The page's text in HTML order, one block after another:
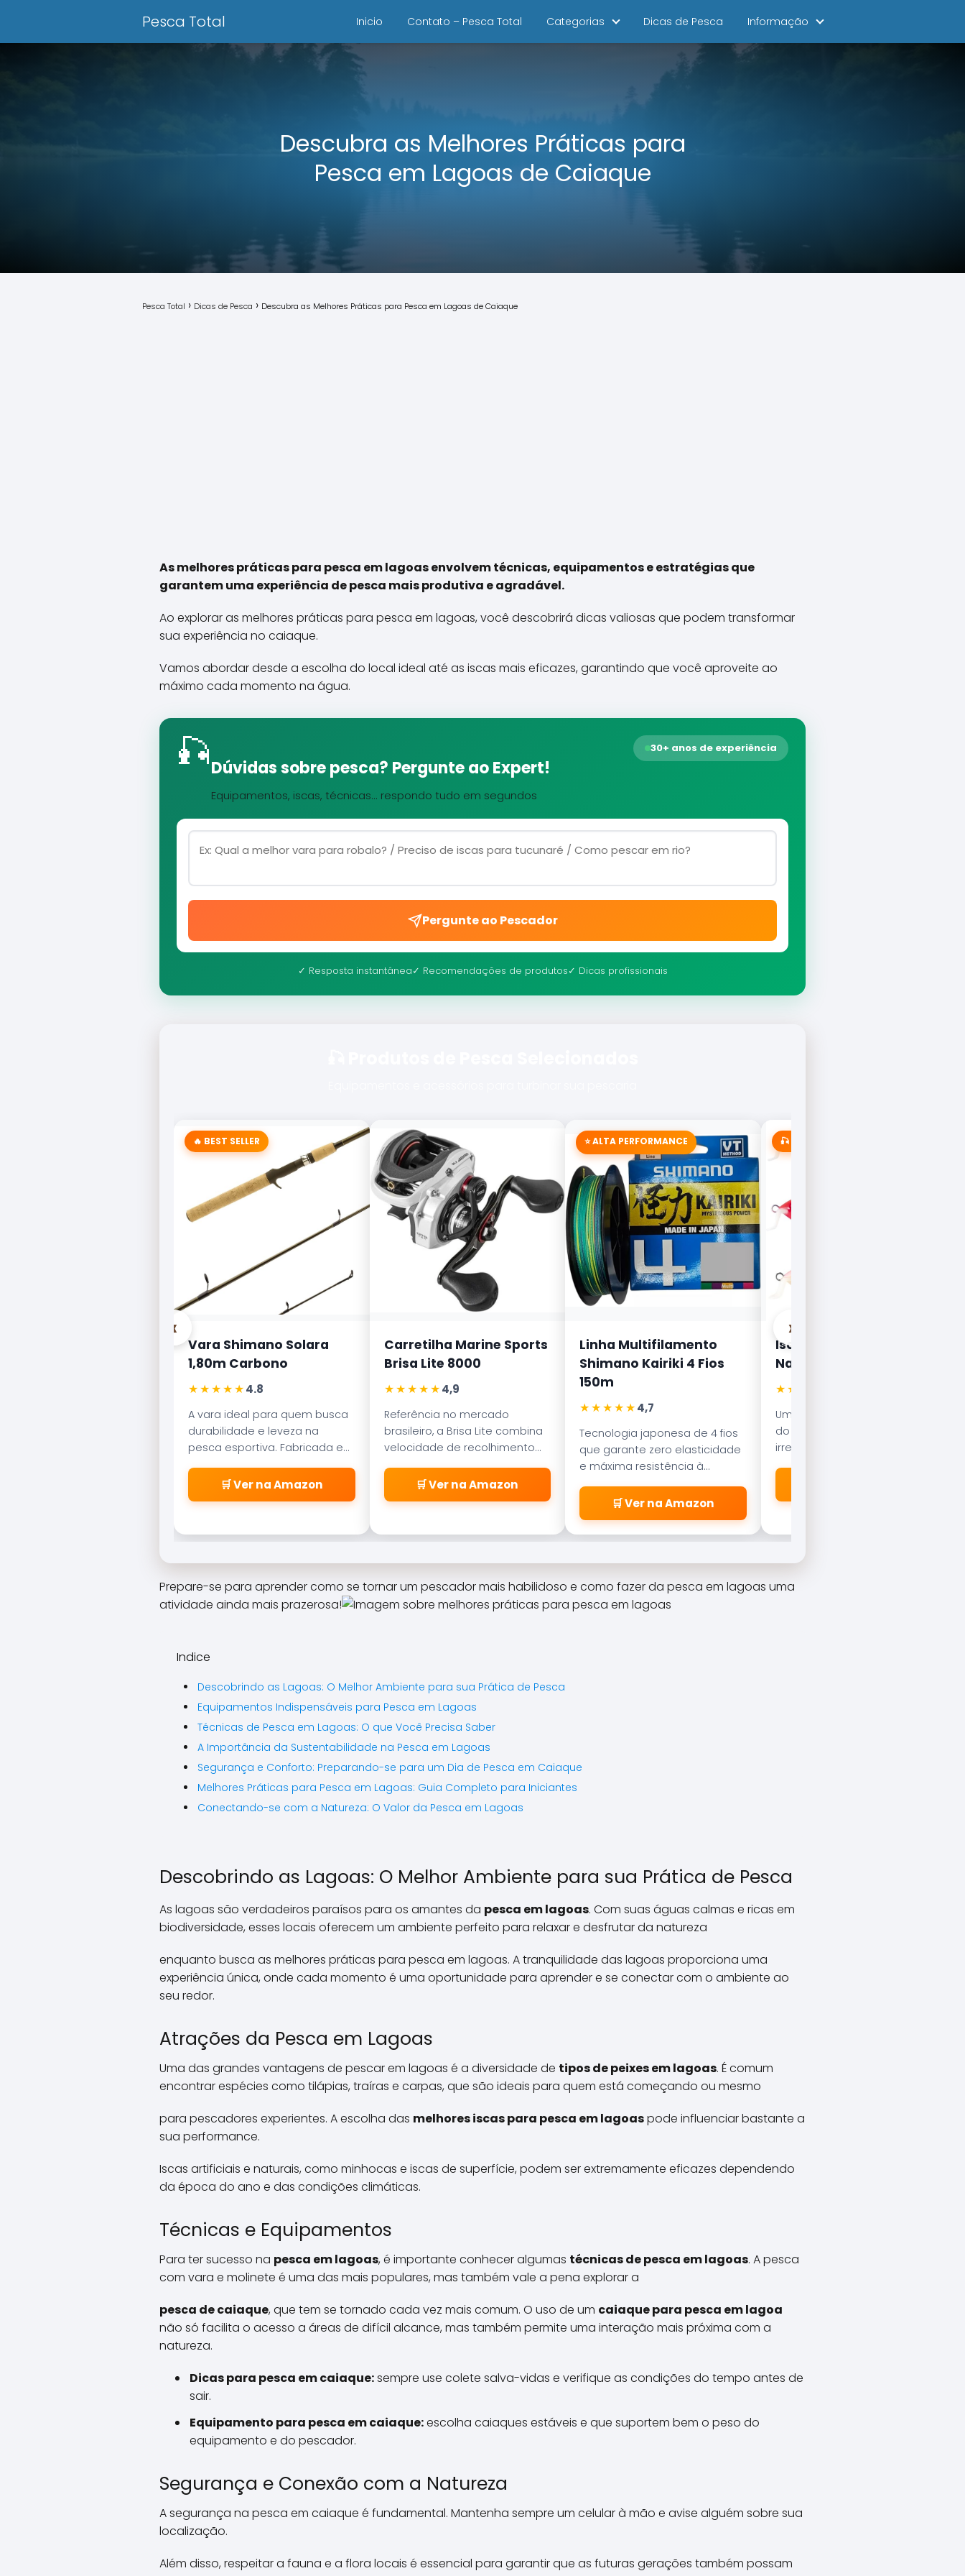
Pesca Total Inicio Contato – Pesca Total Categorias Dicas de Pesca Informação
Descubra as Melhores Práticas para
Pesca em Lagoas de Caiaque
Pesca Total Dicas de Pesca Descubra as Melhores Práticas para Pesca em Lagoas de Caiaque
As melhores práticas para pesca em lagoas envolvem técnicas, equipamentos e estratégias que
garantem uma experiência de pesca mais produtiva e agradável.
Ao explorar as melhores práticas para pesca em lagoas, você descobrirá dicas valiosas que podem transformar
sua experiência no caiaque.
Vamos abordar desde a escolha do local ideal até as iscas mais eficazes, garantindo que você aproveite ao
máximo cada momento na água.
🎣Dúvidas sobre pesca? Pergunte ao Expert!
Equipamentos, iscas, técnicas... respondo tudo em segundos
30+ anos de experiência
Pergunte ao Pescador
✓ Resposta instantânea✓ Recomendações de produtos✓ Dicas profissionais
‹
🔥 BEST SELLER
Vara Shimano Solara
1,80m Carbono
★★★★★4.8
A vara ideal para quem busca
durabilidade e leveza na
pesca esportiva. Fabricada em
carbono aeroglass, oferece
sensibilidade incrível para
fisgadas precisas.
🛒 Ver na Amazon
Carretilha Marine Sports
Brisa Lite 8000
★★★★★4,9
Referência no mercado
brasileiro, a Brisa Lite combina
velocidade de recolhimento
com um sistema de freio
magnético que evita as
famosas
\\\\\\\\\\\\\\\\\\\\\\\\\
\\\\\\\\\\\\\\\\\\\\\\\\\
\\"cabeleiras\\\\\\\\\\\\\\
\\\\\\\\\\\\\\\\\\\\\\\\\
\\\\\\\\\\\\\".
🛒 Ver na Amazon
⭐ ALTA PERFORMANCE
Linha Multifilamento
Shimano Kairiki 4 Fios
150m
★★★★★4,7
Tecnologia japonesa de 4 fios
que garante zero elasticidade
e máxima resistência à
abrasão. Desliza suavemente
pelos passadores.
🛒 Ver na Amazon
🎣 MAIS VENDIDA
Isca Artificial Nelson
Nakamura Curisco 70
★★★★★
Uma das iscas mais famosas
do Brasil. Com nado errático, é
irresistível para o Tucunaré e o
Robalo. Essencial em qualquer
›
Prepare-se para aprender como se tornar um pescador mais habilidoso e como fazer da pesca em lagoas uma
atividade ainda mais prazerosa!
Indice
Descobrindo as Lagoas: O Melhor Ambiente para sua Prática de Pesca
Equipamentos Indispensáveis para Pesca em Lagoas
Técnicas de Pesca em Lagoas: O que Você Precisa Saber
A Importância da Sustentabilidade na Pesca em Lagoas
Segurança e Conforto: Preparando-se para um Dia de Pesca em Caiaque
Melhores Práticas para Pesca em Lagoas: Guia Completo para Iniciantes
Conectando-se com a Natureza: O Valor da Pesca em Lagoas
Descobrindo as Lagoas: O Melhor Ambiente para sua Prática de Pesca
As lagoas são verdadeiros paraísos para os amantes da pesca em lagoas. Com suas águas calmas e ricas em
biodiversidade, esses locais oferecem um ambiente perfeito para relaxar e desfrutar da natureza
enquanto busca as melhores práticas para pesca em lagoas. A tranquilidade das lagoas proporciona uma
experiência única, onde cada momento é uma oportunidade para aprender e se conectar com o ambiente ao
seu redor.
Atrações da Pesca em Lagoas
Uma das grandes vantagens de pescar em lagoas é a diversidade de tipos de peixes em lagoas. É comum
encontrar espécies como tilápias, traíras e carpas, que são ideais para quem está começando ou mesmo
para pescadores experientes. A escolha das melhores iscas para pesca em lagoaspode influenciar bastante a
sua performance.
Iscas artificiais e naturais, como minhocas e iscas de superfície, podem ser extremamente eficazes dependendo
da época do ano e das condições climáticas.
Técnicas e Equipamentos
Para ter sucesso na pesca em lagoas, é importante conhecer algumas técnicas de pesca em lagoas. A pesca
com vara e molinete é uma das mais populares, mas também vale a pena explorar a
pesca de caiaque, que tem se tornado cada vez mais comum. O uso de um caiaque para pesca em lagoa
não só facilita o acesso a áreas de difícil alcance, mas também permite uma interação mais próxima com a
natureza.
Dicas para pesca em caiaque:sempre use colete salva-vidas e verifique as condições do tempo antes de
sair.
Equipamento para pesca em caiaque:escolha caiaques estáveis e que suportem bem o peso do
equipamento e do pescador.
Segurança e Conexão com a Natureza
A segurança na pesca em caiaque é fundamental. Mantenha sempre um celular à mão e avise alguém sobre sua
localização.
Além disso, respeitar a fauna e a flora locais é essencial para garantir que as futuras gerações também possam